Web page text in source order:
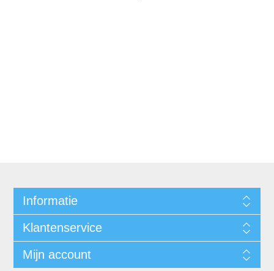
Informatie
Klantenservice
Mijn account